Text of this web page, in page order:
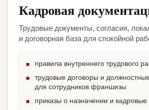
Кадровая
Трудовые документы, согласия,
и договорная база для спокойной
правила внутреннего трудового
трудовые договоры и
для сотрудников франшизы
приказы о назначении и